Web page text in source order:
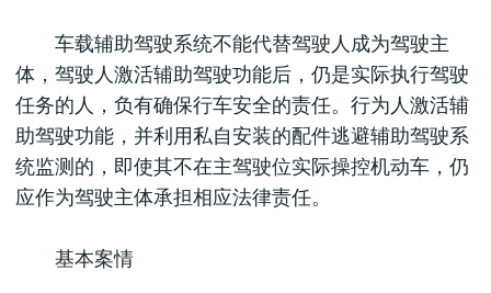
车载辅助驾驶系统不能代替驾驶人成为驾驶主
体，驾驶人激活辅助驾驶功能后，仍是实际执行驾驶
任务的人，负有确保行车安全的责任。行为人激活辅
助驾驶功能，并利用私自安装的配件逃避辅助驾驶系
统监测的，即使其不在主驾驶位实际操控机动车，仍
应作为驾驶主体承担相应法律责任。
基本案情